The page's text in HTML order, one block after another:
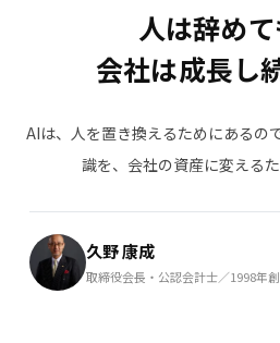
人は辞めて
会社は成長し
AIは、人を置き換えるためにあるの
識を、会社の資産に変えるた
久野 康成
取締役会長・公認会計士／1998年